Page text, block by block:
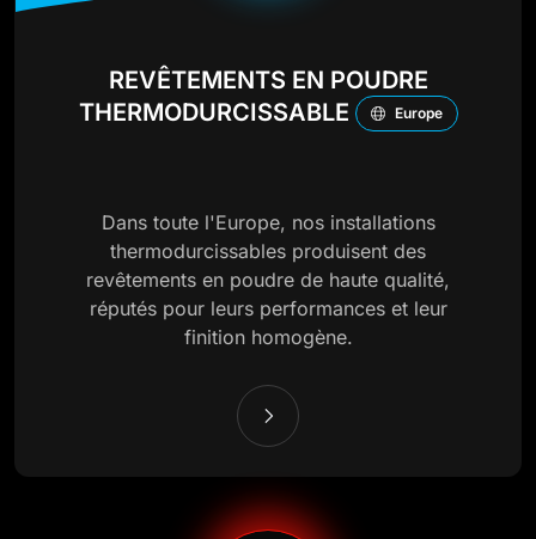
REVÊTEMENTS EN POUDRE
THERMODURCISSABLE
Europe
Dans toute l'Europe, nos installations
thermodurcissables produisent des
revêtements en poudre de haute qualité,
réputés pour leurs performances et leur
finition homogène.